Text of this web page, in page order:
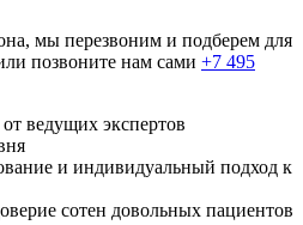
мы перезвоним и подберем для
позвоните нам сами +7 495
ведущих экспертов
и индивидуальный подход к
сотен довольных пациентов